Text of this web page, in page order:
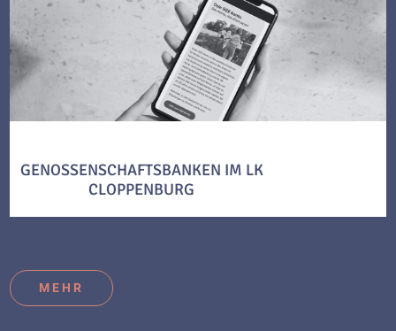
GENOSSENSCHAFTSBANKEN IM LK
CLOPPENBURG
MEHR